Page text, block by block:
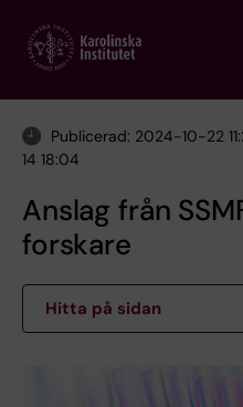
main
Publicerad: 2024-10-22
14 18:04
Anslag från
forskare
Hitta på sidan